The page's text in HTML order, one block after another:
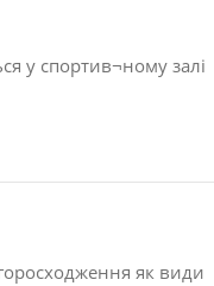
у спортив¬ному залі
як види